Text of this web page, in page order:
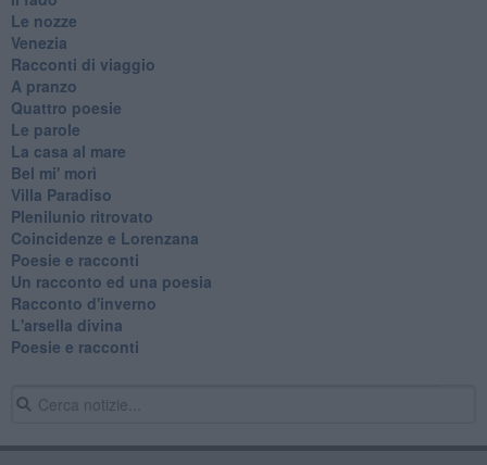
Le nozze
Venezia
Racconti di viaggio
A pranzo
Quattro poesie
Le parole
La casa al mare
Bel mi' morì
Villa Paradiso
Plenilunio ritrovato
Coincidenze e Lorenzana
Poesie e racconti
Un racconto ed una poesia
Racconto d'inverno
​L'arsella divina
Poesie e racconti